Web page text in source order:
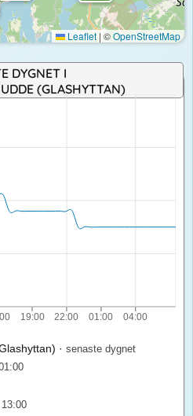
Leaflet | ©OpenStreetMap
DYGNET I
(GLASHYTTAN)
19:00 22:00 01:00 04:00
· senaste dygnet